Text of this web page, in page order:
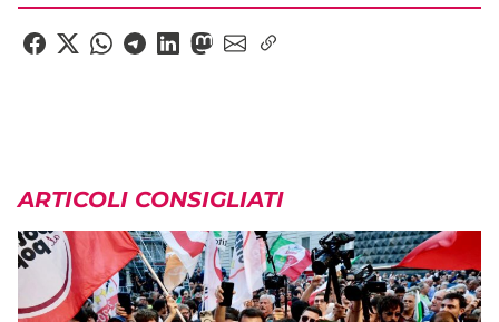
ARTICOLI CONSIGLIATI